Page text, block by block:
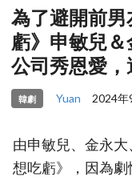
為了避開前
虧》申敏兒
公司秀恩愛，
韓劇 Yuan 2024年
由申敏兒、金永
想吃虧》，因為